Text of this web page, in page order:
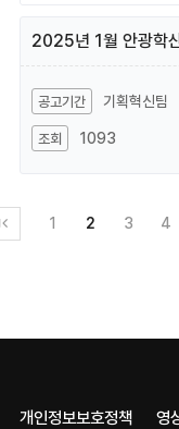
2025년 1월 안광학
기획혁신팀
1093
1 2 3 4
개인정보보호정책
영